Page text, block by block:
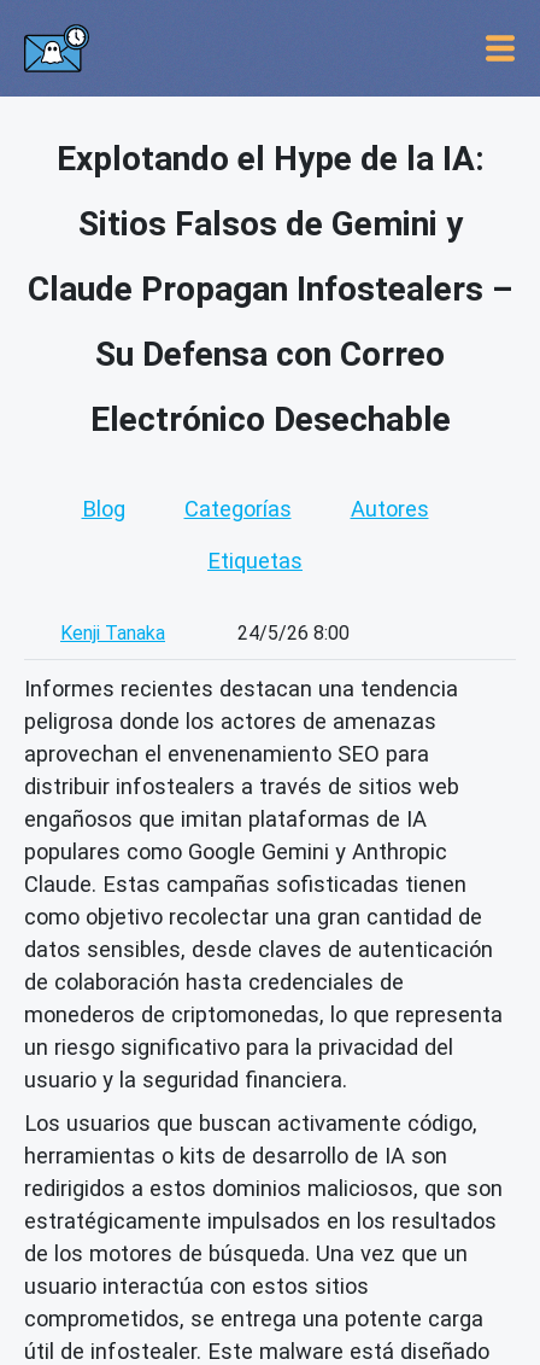
Explotando el Hype de la IA:
Sitios Falsos de Gemini y
Claude Propagan Infostealers –
Su Defensa con Correo
Electrónico Desechable
Blog Categorías Autores
Etiquetas
Kenji Tanaka 24/5/26 8:00
Informes recientes destacan una tendencia
peligrosa donde los actores de amenazas
aprovechan el envenenamiento SEO para
distribuir infostealers a través de sitios web
engañosos que imitan plataformas de IA
populares como Google Gemini y Anthropic
Claude. Estas campañas sofisticadas tienen
como objetivo recolectar una gran cantidad de
datos sensibles, desde claves de autenticación
de colaboración hasta credenciales de
monederos de criptomonedas, lo que representa
un riesgo significativo para la privacidad del
usuario y la seguridad financiera.
Los usuarios que buscan activamente código,
herramientas o kits de desarrollo de IA son
redirigidos a estos dominios maliciosos, que son
estratégicamente impulsados en los resultados
de los motores de búsqueda. Una vez que un
usuario interactúa con estos sitios
comprometidos, se entrega una potente carga
útil de infostealer. Este malware está diseñado